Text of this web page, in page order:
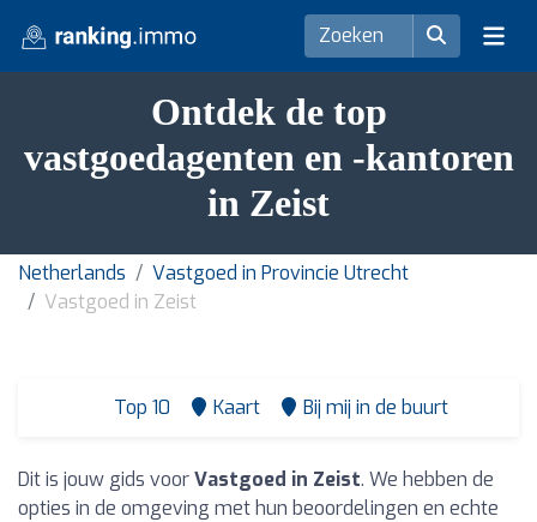
Ontdek de top
vastgoedagenten en -kantoren
in Zeist
Netherlands
Vastgoed in Provincie Utrecht
Vastgoed in Zeist
Top 10 Kaart Bij mij in de buurt
Dit is jouw gids voorVastgoed in Zeist. We hebben de
opties in de omgeving met hun beoordelingen en echte